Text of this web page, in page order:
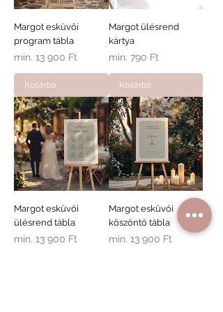
Margot esküvői
program tábla
min. 13 900 Ft
Akciós ár
Kosárba
Margot ülésrend
kártya
min. 790 Ft
Akciós ár
Kosárba
Margot esküvői
ülésrend tábla
min. 13 900 Ft
Akciós ár
Margot esküvői
köszöntő tábla
min. 13 900 Ft
Akciós ár